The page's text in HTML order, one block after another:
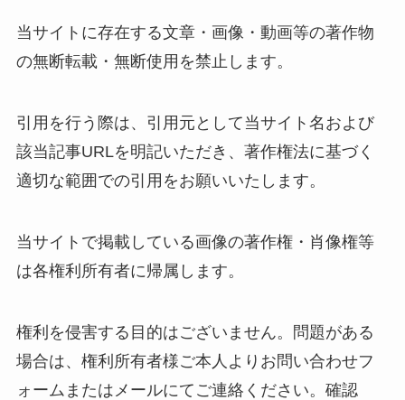
当サイトに存在する文章・画像・動画等の著作物
の無断転載・無断使用を禁止します。
引用を行う際は、引用元として当サイト名および
該当記事URLを明記いただき、著作権法に基づく
適切な範囲での引用をお願いいたします。
当サイトで掲載している画像の著作権・肖像権等
は各権利所有者に帰属します。
権利を侵害する目的はございません。問題がある
場合は、権利所有者様ご本人よりお問い合わせフ
ォームまたはメールにてご連絡ください。確認